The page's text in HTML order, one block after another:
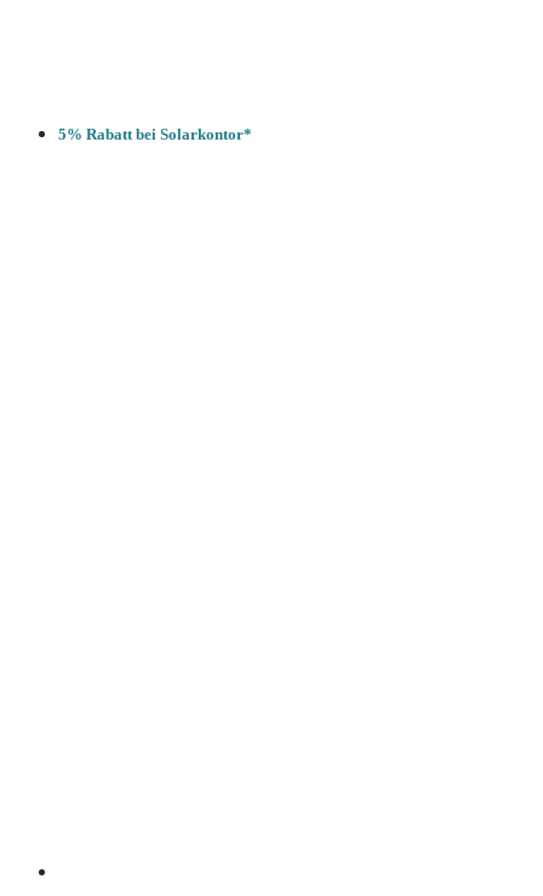
5% Rabatt bei Solarkontor*